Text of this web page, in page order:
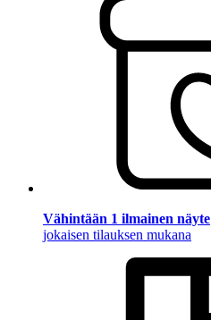
Vähintään 1 ilmainen näyte
jokaisen tilauksen mukana